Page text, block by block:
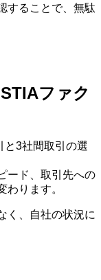
することで、無駄
ファク
と3社間取引の選
ード、取引先への
ります。
く、自社の状況に